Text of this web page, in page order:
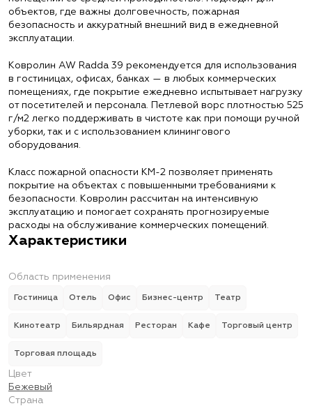
объектов, где важны долговечность, пожарная
безопасность и аккуратный внешний вид в ежедневной
эксплуатации.
Ковролин AW Radda 39 рекомендуется для использования
в гостиницах, офисах, банках — в любых коммерческих
помещениях, где покрытие ежедневно испытывает нагрузку
от посетителей и персонала. Петлевой ворс плотностью 525
г/м2 легко поддерживать в чистоте как при помощи ручной
уборки, так и с использованием клинингового
оборудования.
Класс пожарной опасности КМ-2 позволяет применять
покрытие на объектах с повышенными требованиями к
безопасности. Ковролин рассчитан на интенсивную
эксплуатацию и помогает сохранять прогнозируемые
расходы на обслуживание коммерческих помещений.
Характеристики
Область применения
Гостиница Отель Офис Бизнес-центр Театр
Кинотеатр Бильярдная Ресторан Кафе Торговый центр
Торговая площадь
Цвет
Бежевый
Страна